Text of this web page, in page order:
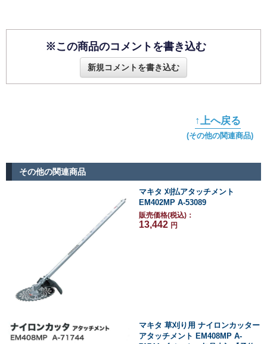
※この商品のコメントを書き込む
新規コメントを書き込む
↑上へ戻る
(その他の関連商品)
その他の関連商品
マキタ 刈払アタッチメント
EM402MP A-53089
販売価格(税込)：
13,442 円
マキタ 草刈り用 ナイロンカッター
アタッチメント EM408MP A-